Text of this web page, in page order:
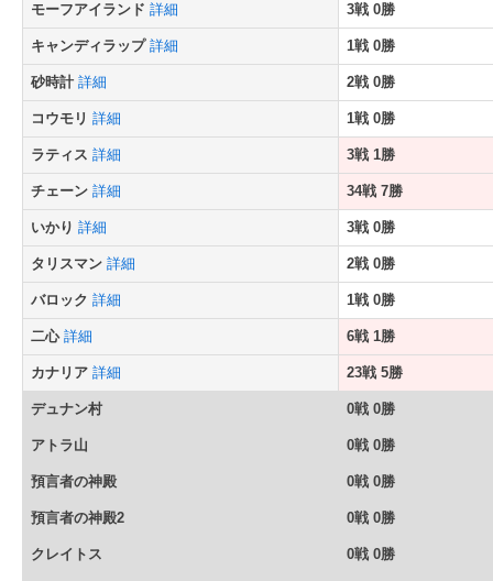
モーフアイランド 詳細 3戦 0勝
キャンディラップ 詳細 1戦 0勝
砂時計 詳細 2戦 0勝
コウモリ 詳細 1戦 0勝
ラティス 詳細 3戦 1勝
チェーン 詳細 34戦 7勝
いかり 詳細 3戦 0勝
タリスマン 詳細 2戦 0勝
バロック 詳細 1戦 0勝
二心 詳細 6戦 1勝
カナリア 詳細 23戦 5勝
デュナン村 0戦 0勝
アトラ山 0戦 0勝
預言者の神殿 0戦 0勝
預言者の神殿2 0戦 0勝
クレイトス 0戦 0勝